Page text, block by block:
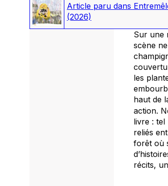
Article paru dans
(2026)
Sur une
scène
les
haut de
action.
livre : tel
reliés
forêt où
récits,